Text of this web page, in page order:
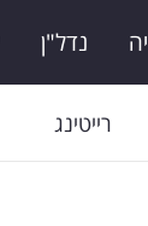
נדל"ן
רייטינג